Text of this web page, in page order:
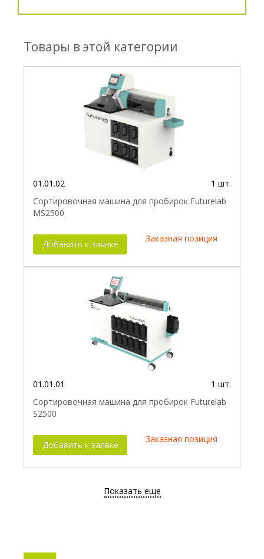
Товары в этой категории
01.01.02
1 шт.
Сортировочная машина для пробирок Futurelab
MS2500
Добавить к заявке
Заказная позиция
01.01.01
1 шт.
Сортировочная машина для пробирок Futurelab
S2500
Добавить к заявке
Заказная позиция
Показать еще